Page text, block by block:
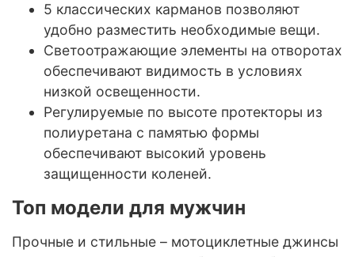
5 классических карманов позволяют
удобно разместить необходимые вещи.
Светоотражающие элементы на отворотах
обеспечивают видимость в условиях
низкой освещенности.
Регулируемые по высоте протекторы из
полиуретана с памятью формы
обеспечивают высокий уровень
защищенности коленей.
Топ модели для мужчин
Прочные и стильные – мотоциклетные джинсы